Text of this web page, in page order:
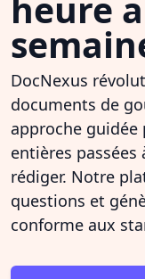
heure
DocNexus
documents de
approche guidée
entières
rédiger. Notre
questions et
conforme aux